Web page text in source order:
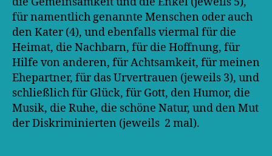
für namentlich genannte Menschen oder auch
den Kater (4), und ebenfalls viermal für die
Heimat, die Nachbarn, für die Hoffnung, für
Hilfe von anderen, für Achtsamkeit, für meinen
Ehepartner, für das Urvertrauen (jeweils 3), und
schließlich für Glück, für Gott, den Humor, die
Musik, die Ruhe, die schöne Natur, und den Mut
der Diskriminierten (jeweils 2 mal).